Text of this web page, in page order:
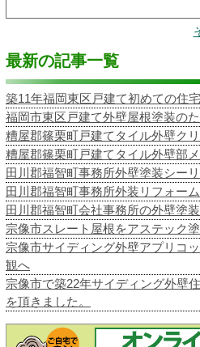
最新の記事一覧
築11年福岡東区戸建て初めての住宅
福岡市東区戸建て外壁屋根塗装の
糟屋郡篠栗町戸建てタイル外壁ク
糟屋郡篠栗町戸建てタイル外壁部
田川郡福智町事務所外壁塗装シー
田川郡福智町事務所外装リフォー
田川郡福智町会社事務所の外壁塗
宗像市スレート屋根をアステック
宗像市サイディング外壁アプリコ
観へ
宗像市で築22年サイディング外壁
を頂きました。